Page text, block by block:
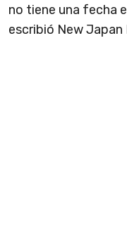
no tiene una fecha
escribió New Japan